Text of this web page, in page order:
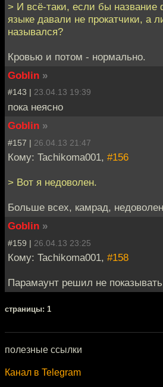
> И всё-таки, если бы название
языке давали не прокатчики, а
назывался?
Кровью и потом - нормально.
Goblin »
#143 | 23.04.13 19:39
пока неясно
Goblin »
#157 | 26.04.13 21:47
Кому: Tachikoma001, #156
> Вот я недоволен.
Больше всех, камрад,
Goblin »
#159 | 26.04.13 23:25
Кому: Tachikoma001, #158
Парамаунт решил не
cтраницы: 1
полезные ссылки
Канал в Telegram